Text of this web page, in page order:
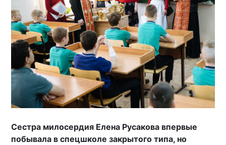
Сестра милосердия Елена Русакова впервые
побывала в спецшколе закрытого типа, но